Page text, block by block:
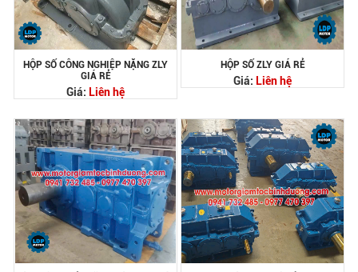
HỘP SỐ CÔNG NGHIỆP NẶNG ZLY
GIÁ RẺ
Giá: Liên hệ
HỘP SỐ ZLY GIÁ RẺ
Giá: Liên hệ